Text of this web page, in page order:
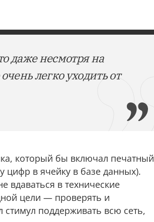
даже несмотря на
легко уходить от
который бы включал печатный
цифр в ячейку в базе данных).
вдаваться в технические
цели — проверять и
поддерживать всю сеть,